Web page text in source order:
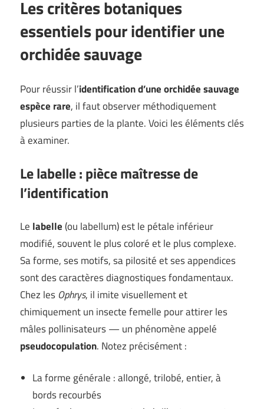
Les critères botaniques
essentiels pour identifier une
orchidée sauvage
Pour réussir l’identification d’une orchidée sauvage
espèce rare, il faut observer méthodiquement
plusieurs parties de la plante. Voici les éléments clés
à examiner.
Le labelle : pièce maîtresse de
l’identification
Le labelle(ou labellum) est le pétale inférieur
modifié, souvent le plus coloré et le plus complexe.
Sa forme, ses motifs, sa pilosité et ses appendices
sont des caractères diagnostiques fondamentaux.
Chez les Ophrys, il imite visuellement et
chimiquement un insecte femelle pour attirer les
mâles pollinisateurs — un phénomène appelé
pseudocopulation. Notez précisément :
La forme générale : allongé, trilobé, entier, à
bords recourbés